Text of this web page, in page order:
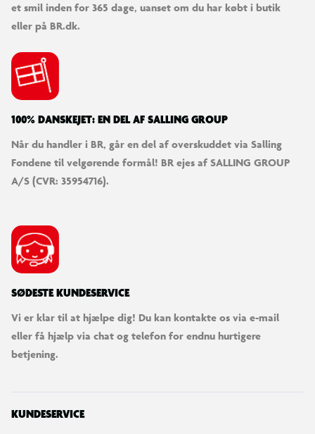
et smil inden for 365 dage, uanset om du har købt i butik
eller på BR.dk.
100% DANSKEJET: EN DEL AF SALLING GROUP
Når du handler i BR, går en del af overskuddet via Salling
Fondene til velgørende formål! BR ejes af SALLING GROUP
A/S (CVR: 35954716).
SØDESTE KUNDESERVICE
Vi er klar til at hjælpe dig! Du kan kontakte os via e-mail
eller få hjælp via chat og telefon for endnu hurtigere
betjening.
KUNDESERVICE